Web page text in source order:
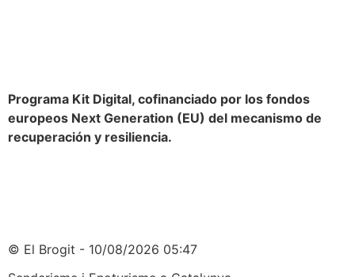
Programa Kit Digital, cofinanciado por los fondos
europeos Next Generation (EU) del mecanismo de
recuperación y resiliencia.
© El Brogit - 10/08/2026 05:47